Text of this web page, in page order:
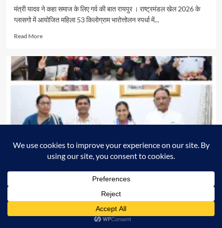
साव
मंत्री यादव ने कहा समाज के लिए गर्व की बात रायपुर । राष्ट्रमंडल खेल 2026 के
ग्लासगो में आयोजित महिला 53 किलोग्राम भारोत्तोलन स्पर्धा में...
Read MoreRead
रजत
पदक
विजेता
ज्ञानेश्वरी
यादव
से
शिक्षा
यादव
राष्ट्रमंडल खेलों की रजत पदक विजेता ज्ञानेश्वरी यादव का मुख्यमंत्री
निवास में भव्य स्वागत
Apna Chhattisgarh 03/08/2026 0